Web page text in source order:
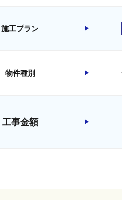
施工プラン
物件種別
工事金額